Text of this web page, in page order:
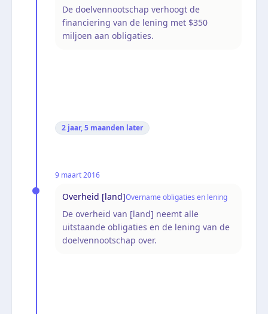
De doelvennootschap verhoogt de
financiering van de lening met $350
miljoen aan obligaties.
2 jaar, 5 maanden later
9 maart 2016
Overheid [land]Overname obligaties en lening
De overheid van [land] neemt alle
uitstaande obligaties en de lening van de
doelvennootschap over.